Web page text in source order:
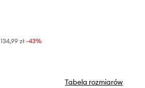
134,99 zł -43%
Tabela rozmiarów